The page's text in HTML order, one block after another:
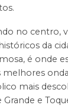
no centro,
da
é onde
melhores
mais
Grande e